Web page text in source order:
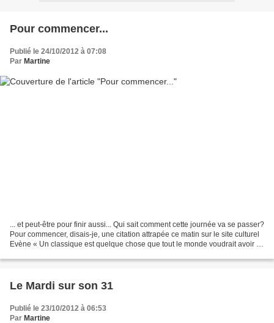
Pour commencer...
Publié le 24/10/2012 à 07:08
Par Martine
... et peut-être pour finir aussi... Qui sait comment cette journée va se passer?
Pour commencer, disais-je, une citation attrapée ce matin sur le site culturel
Evène « Un classique est quelque chose que tout le monde voudrait avoir lu
Le Mardi sur son 31
Publié le 23/10/2012 à 06:53
Par Martine